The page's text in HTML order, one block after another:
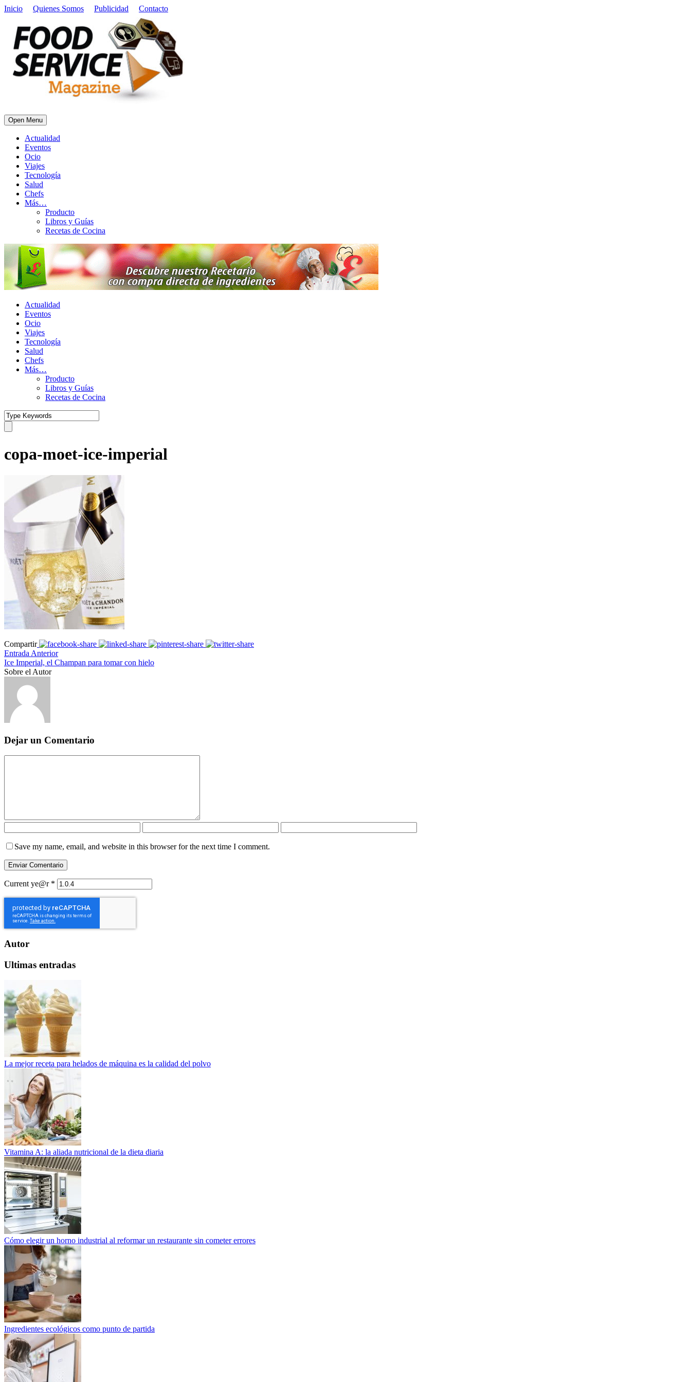
Inicio Quienes Somos Publicidad Contacto
Open Menu
Actualidad
Eventos
Ocio
Viajes
Tecnología
Salud
Chefs
Más…
Producto
Libros y Guías
Recetas de Cocina
Actualidad
Eventos
Ocio
Viajes
Tecnología
Salud
Chefs
Más…
Producto
Libros y Guías
Recetas de Cocina
copa-moet-ice-imperial
Compartir
Entrada Anterior
Ice Imperial, el Champan para tomar con hielo
Sobre el Autor
Dejar un Comentario
Save my name, email, and website in this browser for the next time I comment.
Current ye@r *
Autor
Ultimas entradas
La mejor receta para helados de máquina es la calidad del polvo
Vitamina A: la aliada nutricional de la dieta diaria
Cómo elegir un horno industrial al reformar un restaurante sin cometer errores
Ingredientes ecológicos como punto de partida